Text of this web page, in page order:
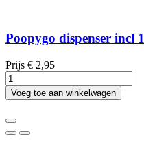
Poopygo dispenser incl
Prijs € 2,95
Voeg toe aan winkelwagen